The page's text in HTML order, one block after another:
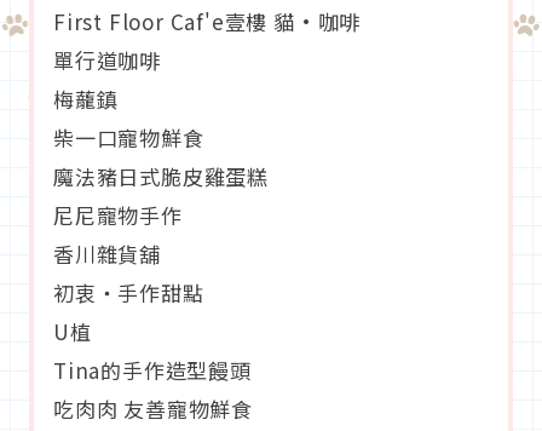
First Floor Caf'e壹樓 貓·咖啡
單行道咖啡
梅蘢鎮
柴一口寵物鮮食
魔法豬日式脆皮雞蛋糕
尼尼寵物手作
香川雜貨舖
初衷‧手作甜點
U植
Tina的手作造型饅頭
吃肉肉 友善寵物鮮食